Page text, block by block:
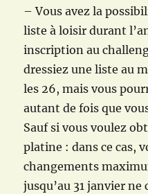
– Vous avez la
liste à loisir durant
inscription au
dressiez une liste au
les 26, mais vous
autant de fois que
Sauf si vous voulez
platine : dans ce cas,
changements
jusqu’au 31 janvier